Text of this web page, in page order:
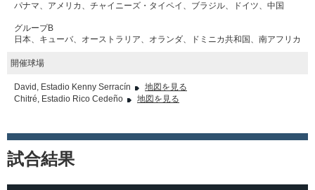
パナマ、アメリカ、チャイニーズ・タイペイ、ブラジル、ドイツ、中国
グループB
日本、キューバ、オーストラリア、オランダ、ドミニカ共和国、南アフリカ
開催球場
David, Estadio Kenny Serracín
地図を見る
Chitré, Estadio Rico Cedeño
地図を見る
試合結果